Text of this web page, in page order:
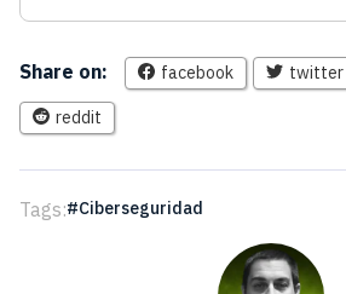
Share on: facebook twitter
reddit
Tags: Ciberseguridad